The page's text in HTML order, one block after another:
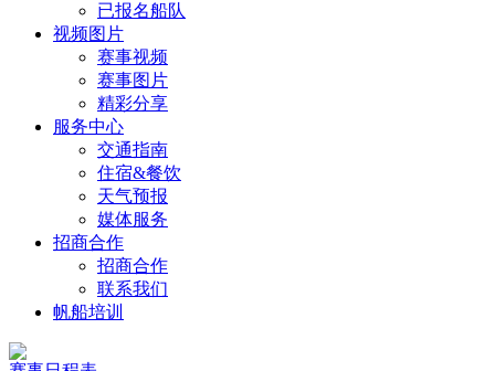
已报名船队
视频图片
赛事视频
赛事图片
精彩分享
服务中心
交通指南
住宿&餐饮
天气预报
媒体服务
招商合作
招商合作
联系我们
帆船培训